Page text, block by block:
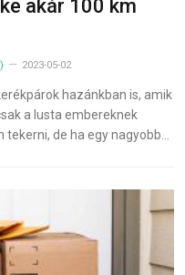
akár 100 km
2023-05-02
hazánkban is, amik
a lusta embereknek
tekerni, de ha egy nagyobb…